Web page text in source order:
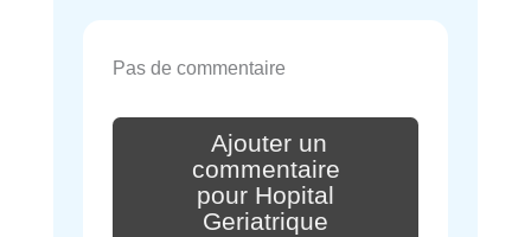
Pas de commentaire
Ajouter un
commentaire
pour Hopital
Geriatrique